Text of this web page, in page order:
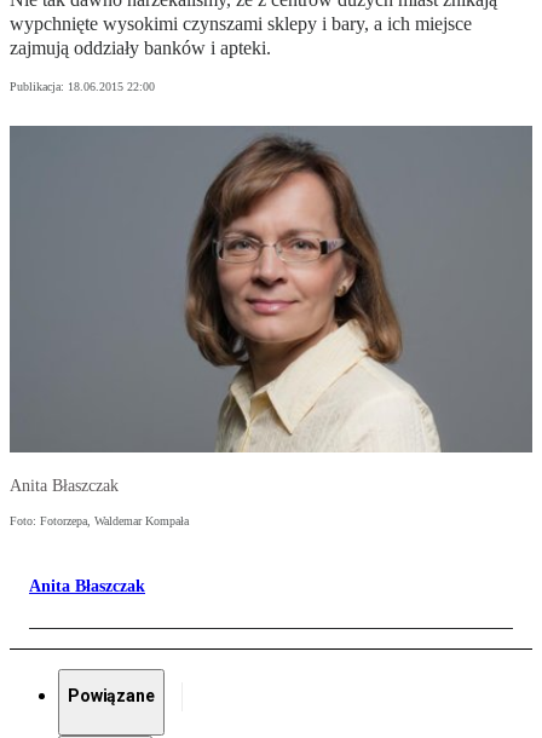
wypchnięte wysokimi czynszami sklepy i bary, a ich miejsce
zajmują oddziały banków i apteki.
Publikacja: 18.06.2015 22:00
Anita Błaszczak
Foto: Fotorzepa, Waldemar Kompała
Anita Błaszczak
Powiązane